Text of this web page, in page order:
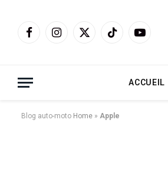
FacebookInstagram
X
TikTokYouTube
ACCUEIL
Blog auto-moto Home » Apple